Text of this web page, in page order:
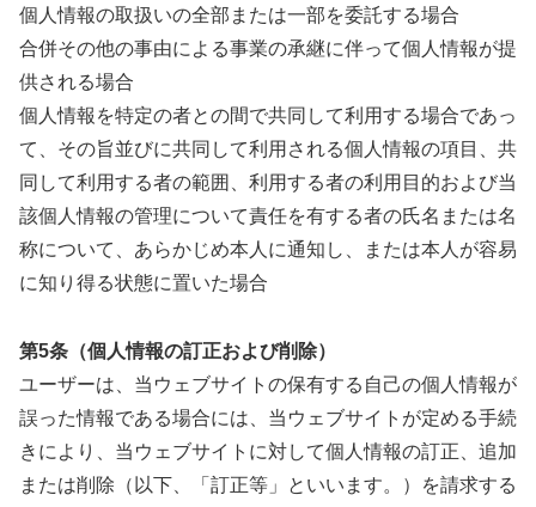
個人情報の取扱いの全部または一部を委託する場合
合併その他の事由による事業の承継に伴って個人情報が提
供される場合
個人情報を特定の者との間で共同して利用する場合であっ
て、その旨並びに共同して利用される個人情報の項目、共
同して利用する者の範囲、利用する者の利用目的および当
該個人情報の管理について責任を有する者の氏名または名
称について、あらかじめ本人に通知し、または本人が容易
に知り得る状態に置いた場合
第5条（個人情報の訂正および削除）
ユーザーは、当ウェブサイトの保有する自己の個人情報が
誤った情報である場合には、当ウェブサイトが定める手続
きにより、当ウェブサイトに対して個人情報の訂正、追加
または削除（以下、「訂正等」といいます。）を請求する